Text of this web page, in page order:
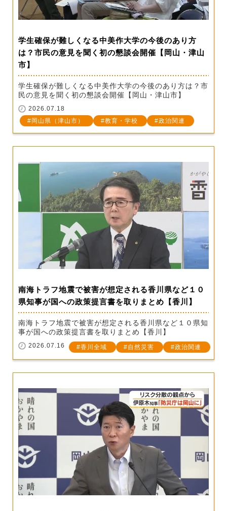
学生確保が難しくなる中美作大学の今後のあり方
は？市民の意見を聞く初の懇談会開催【岡山・津山
市】
学生確保が難しくなる中美作大学の今後のあり方は？市
民の意見を聞く初の懇談会開催【岡山・津山市】
2026.07.18
岡山県（津山市）
教育・学校 政治関連
南海トラフ地震で被害が想定される香川県など１０
県知事が国への政策提言書を取りまとめ【香川】
南海トラフ地震で被害が想定される香川県など１０県知
事が国への政策提言書を取りまとめ【香川】
2026.07.16 香川全域 自然災害 政治関連